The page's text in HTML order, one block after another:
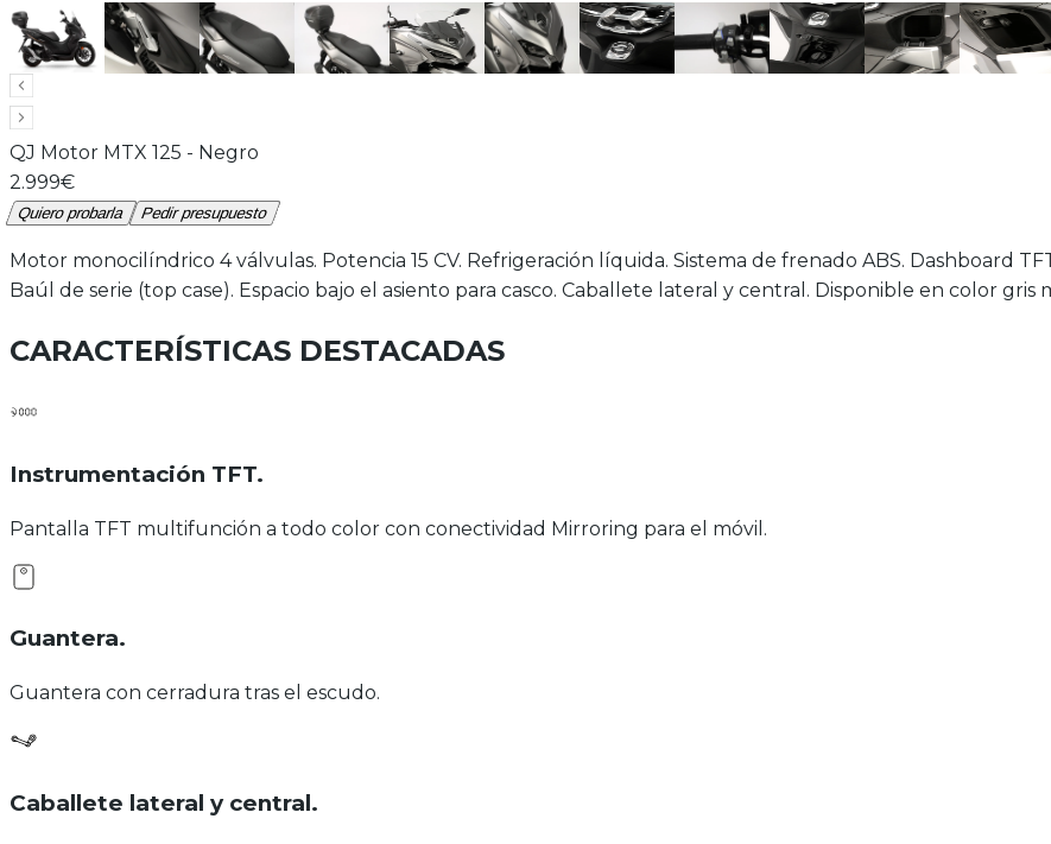
QJ Motor MTX 125 - Negro
2.999€
Quiero probarla Pedir presupuesto
Motor monocilíndrico 4 válvulas. Potencia 15 CV. Refrigeración líquida. Sistema de frenado ABS. Dashboard
Baúl de serie (top case). Espacio bajo el asiento para casco. Caballete lateral y central. Disponible en color gris
CARACTERÍSTICAS DESTACADAS
Instrumentación TFT.
Pantalla TFT multifunción a todo color con conectividad Mirroring para el móvil.
Guantera.
Guantera con cerradura tras el escudo.
Caballete lateral y central.